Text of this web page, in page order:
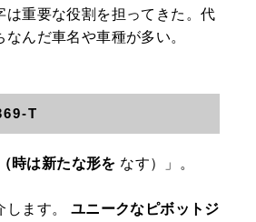
は重要な役割を担ってきた。代
んだ車名や車種が多い。
T
時は新たな形を なす）」。
ます。
ユニークなピボットジ